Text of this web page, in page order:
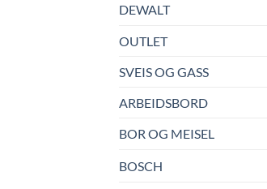
DEWALT
OUTLET
SVEIS OG GASS
ARBEIDSBORD
BOR OG MEISEL
BOSCH